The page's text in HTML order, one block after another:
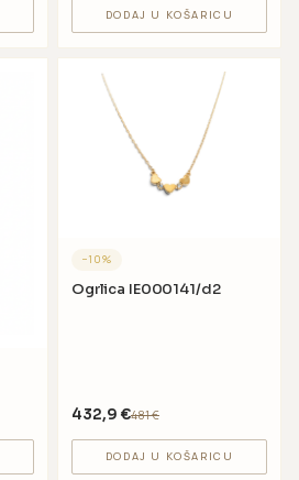
DODAJ U KOŠARICU
−10%
Ogrlica IE000141/d2
432,9 €481€
DODAJ U KOŠARICU